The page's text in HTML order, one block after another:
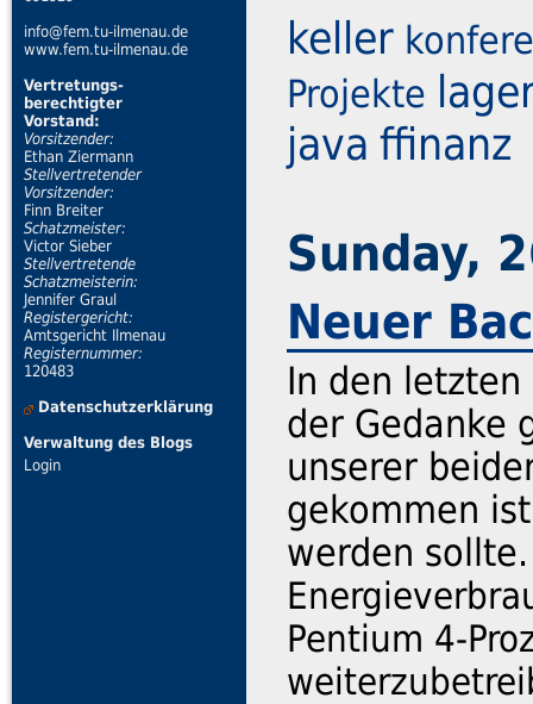
info@fem.tu-ilmenau.de
www.fem.tu-ilmenau.de
Vertretungs-
berechtigter
Vorstand:
Vorsitzender:
Ethan Ziermann
Stellvertretender
Vorsitzender:
Finn Breiter
Schatzmeister:
Victor Sieber
Stellvertretende
Schatzmeisterin:
Jennifer Graul
Registergericht:
Amtsgericht Ilmenau
Registernummer:
120483
Datenschutzerklärung
Verwaltung des Blogs
Login
keller
Projekte
java ffinanz
Sunday,
Neuer
In den letzten
der Gedanke
unserer
gekommen
werden
Pentium 4-